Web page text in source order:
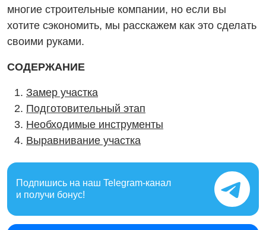
многие строительные компании, но если вы
хотите сэкономить, мы расскажем как это сделать
своими руками.
СОДЕРЖАНИЕ
Замер участка
Подготовительный этап
Необходимые инструменты
Выравнивание участка
Подпишись на наш Telegram-канал
и получи бонус!